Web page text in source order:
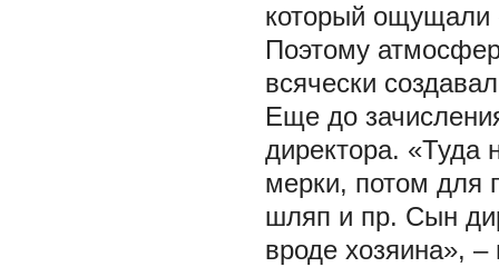
который ощущали
Поэтому
всячески
Еще до
директора. «Туда
мерки, потом для
шляп и пр. Сын
вроде хозяина»,